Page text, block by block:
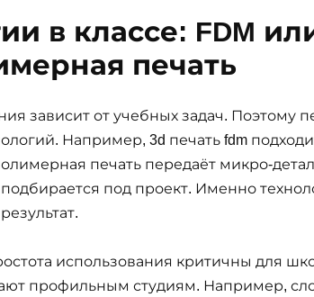
в классе: FDM
печать
зависит от учебных задач. Поэтому
Например, 3d печать fdm
печать передаёт микро-
под проект. Именно
использования критичны для
профильным студиям. Например,